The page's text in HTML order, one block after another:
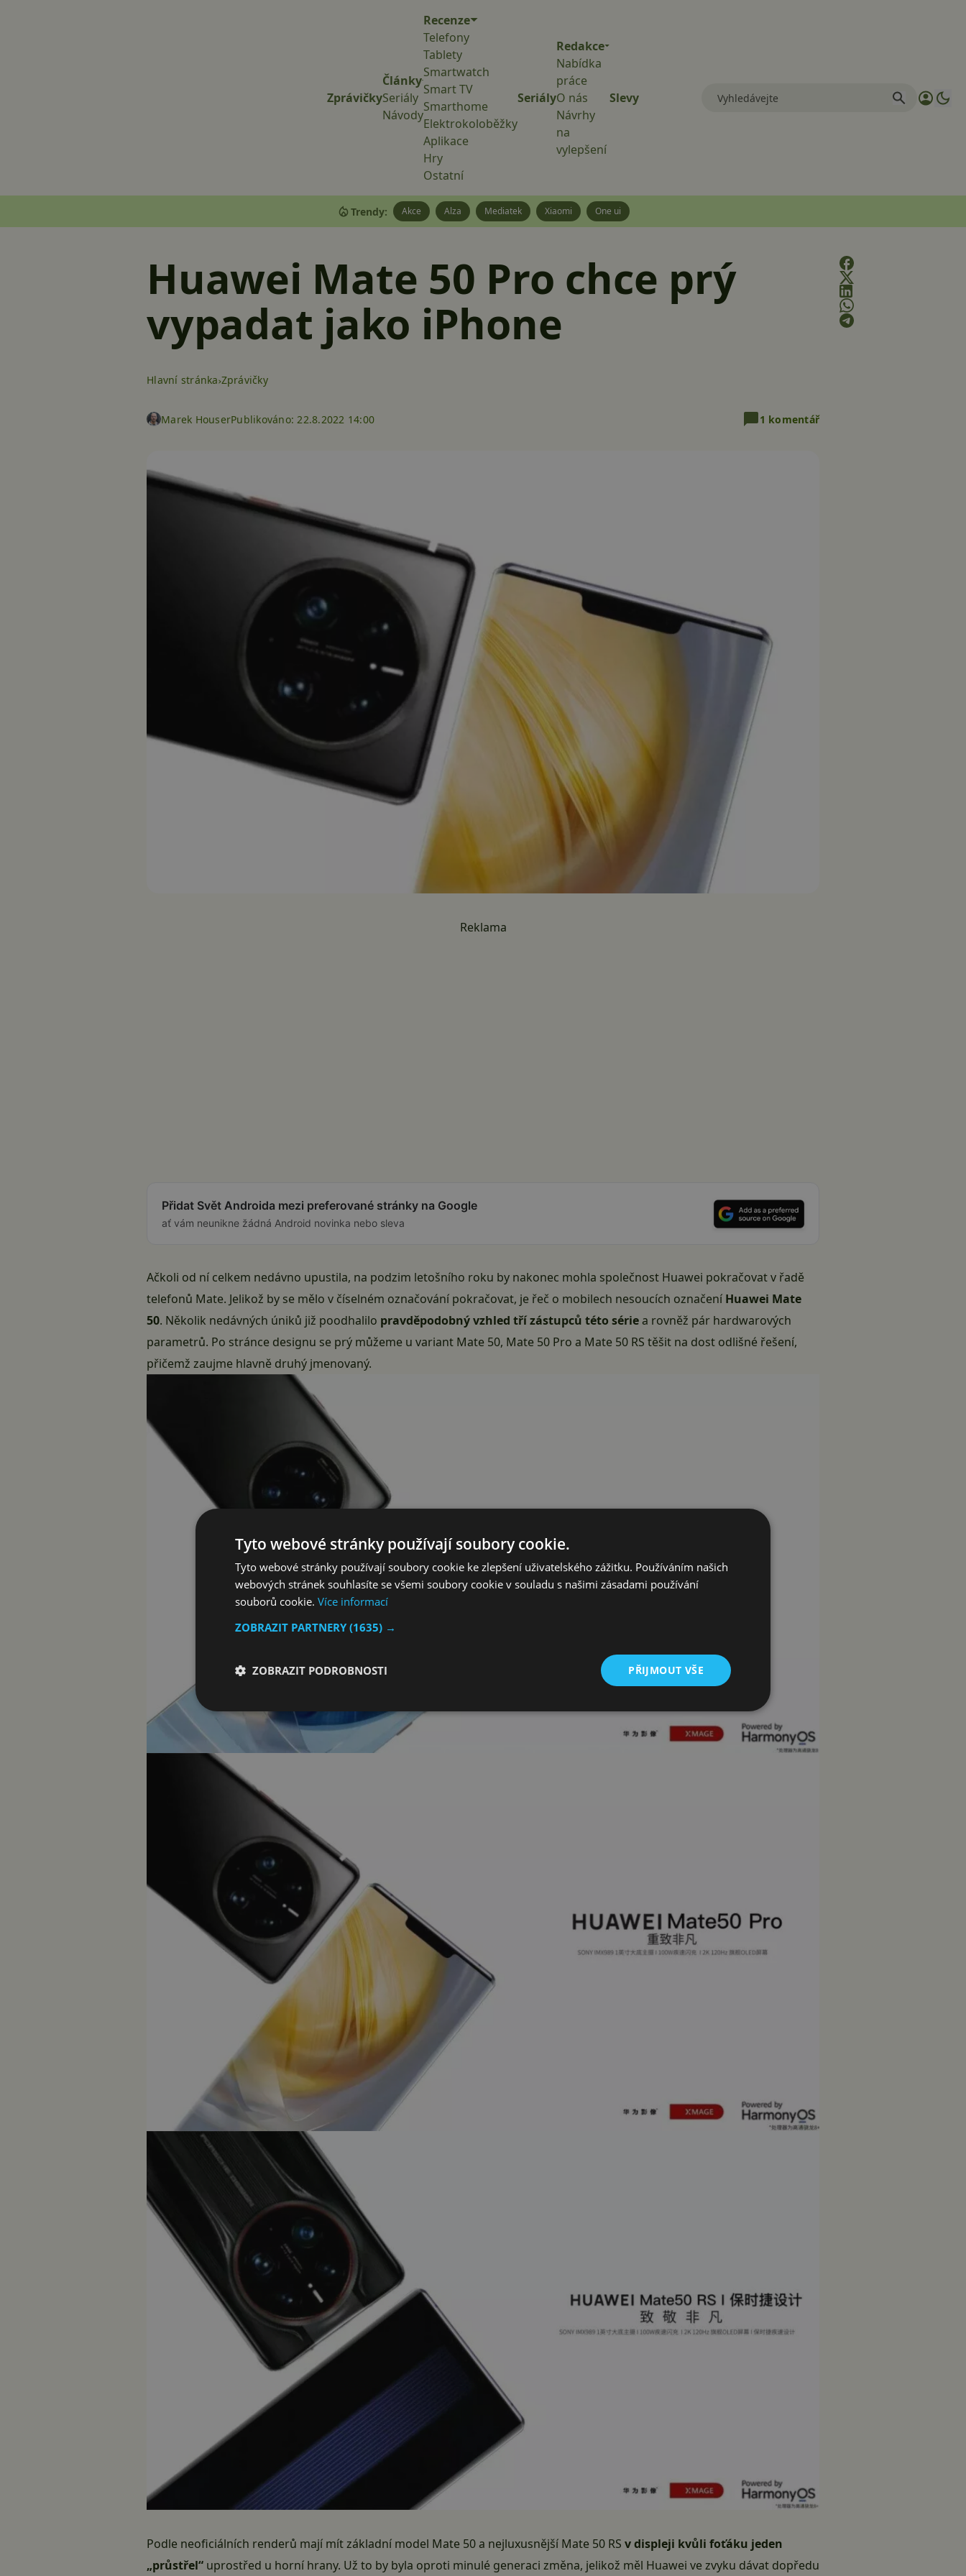
Zprávičky
Články
Seriály
Návody
Recenze
Telefony
Tablety
Smartwatch
Smart TV
Smarthome
Elektrokoloběžky
Aplikace
Hry
Ostatní
Seriály
Redakce
Nabídka
práce
O nás
Návrhy
na
vylepšení
Slevy
Trendy: Akce Alza Mediatek Xiaomi One ui
Huawei Mate 50 Pro chce prý
vypadat jako iPhone
Hlavní stránka Zprávičky
Marek HouserPublikováno: 22.8.2022 14:00 1 komentář
Reklama
Přidat Svět Androida mezi preferované stránky na Google
ať vám neunikne žádná Android novinka nebo sleva
Ačkoli od ní celkem nedávno upustila, na podzim letošního roku by nakonec mohla společnost Huawei pokračovat v řadě
telefonů Mate. Jelikož by se mělo v číselném označování pokračovat, je řeč o mobilech nesoucích označení Huawei Mate
50. Několik nedávných úniků již poodhalilo pravděpodobný vzhled tří zástupců této sériea rovněž pár hardwarových
parametrů. Po stránce designu se prý můžeme u variant Mate 50, Mate 50 Pro a Mate 50 RS těšit na dost odlišné řešení,
přičemž zaujme hlavně druhý jmenovaný.
Podle neoficiálních renderů mají mít základní model Mate 50 a nejluxusnější Mate 50 RS v displeji kvůli foťáku jeden
„průstřel“ uprostřed u horní hrany. Už to by byla oproti minulé generaci změna, jelikož měl Huawei ve zvyku dávat dopředu
Tyto webové stránky používají soubory cookie.
Tyto webové stránky používají soubory cookie ke zlepšení uživatelského zážitku. Používáním našich
webových stránek souhlasíte se všemi soubory cookie v souladu s našimi zásadami používání
souborů cookie. Více informací
ZOBRAZIT PARTNERY(1635) →
PŘIJMOUT VŠE
ZOBRAZIT PODROBNOSTI